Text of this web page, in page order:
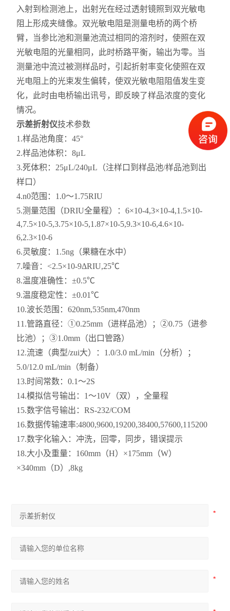
入射到检测池上，出射光在经过透射镜照到双光敏电
阻上形成夹缝像。双光敏电阻是测量电桥的两个桥
臂，当参比池和测量池流过相同的溶剂时，使照在双
光敏电阻的光量相同，此时桥路平衡，输出为零。当
测量池中流过被测样品时，引起折射率变化使照在双
光电阻上的光束发生偏转，使双光敏电阻阻值发生变
化，此时由电桥输出讯号，即反映了样品浓度的变化
情况。
示差折射仪技术参数
1.样品池角度：45°
2.样品池体积：8μL
3.死体积：25μL/240μL（注样口到样品池/样品池到出
样口）
4.n0范围：1.0～1.75RIU
5.测量范围（DRIU全量程）：6×10-4,3×10-4,1.5×10-
4,7.5×10-5,3.75×10-5,1.87×10-5,9.3×10-6,4.6×10-
6,2.3×10-6
6.灵敏度：1.5ng（果糖在水中）
7.噪音：<2.5×10-9ΔRIU,25℃
8.温度准确性：±0.5℃
9.温度稳定性：±0.01℃
10.波长范围：620nm,535nm,470nm
11.管路直径：①0.25mm（进样品池）；②0.75（进参
比池）；③1.0mm（出口管路）
12.流速（典型/zui大）：1.0/3.0 mL/min（分析）；
5.0/12.0 mL/min（制备）
13.时间常数：0.1～2S
14.模拟信号输出：1～10V（双），全量程
15.数字信号输出：RS-232/COM
16.数据传输速率:4800,9600,19200,38400,57600,115200
17.数字化输入：冲洗，回零，同步，错误提示
18.大小及重量：160mm（H）×175mm（W）
×340mm（D）,8kg